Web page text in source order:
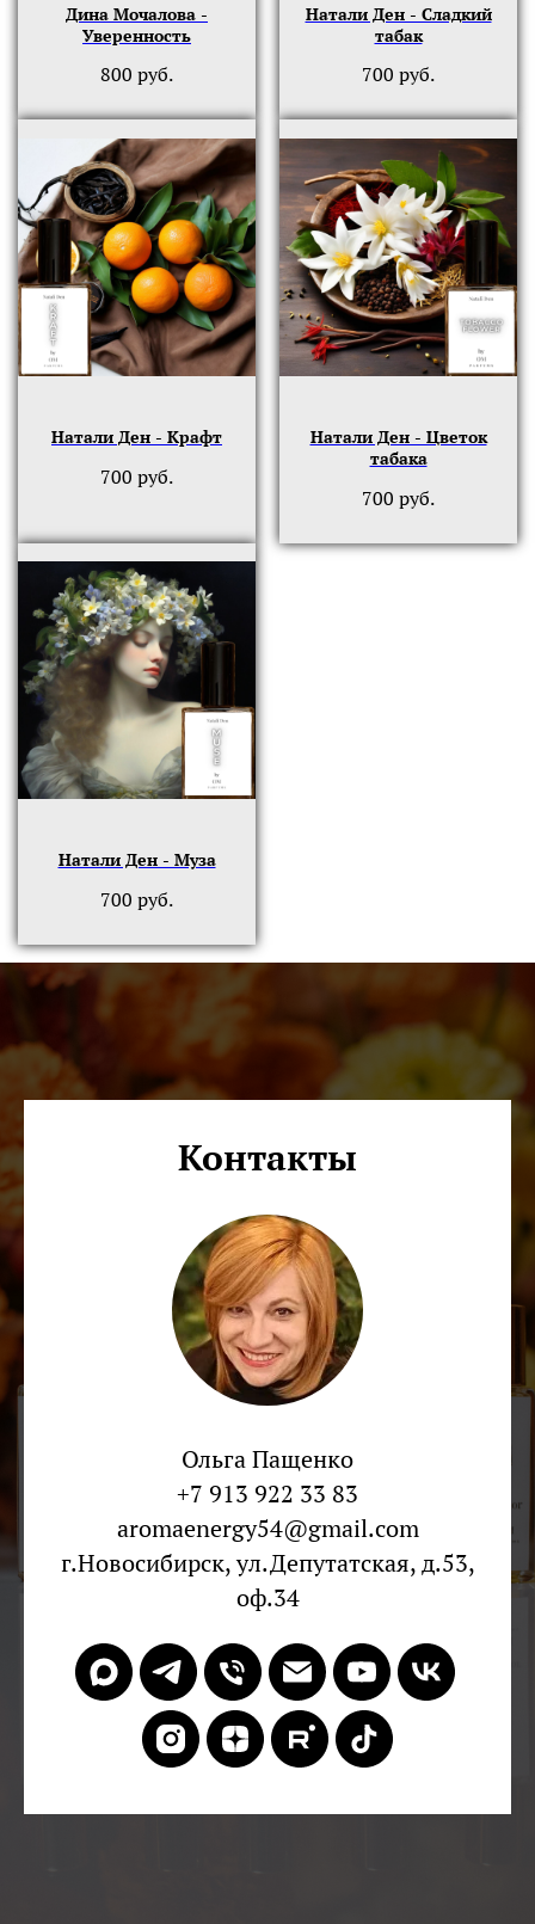
Дина Мочалова -
Уверенность
800 руб.
Натали Ден - Сладкий
табак
700 руб.
Натали Ден - Крафт
700 руб.
Натали Ден - Цветок
табака
700 руб.
Натали Ден - Муза
700 руб.
Контакты
Ольга Пащенко
+7 913 922 33 83
aromaenergy54@gmail.com
г.Новосибирск, ул.Депутатская, д.53,
оф.34